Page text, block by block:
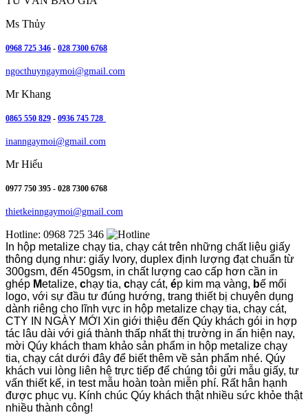
Ms Thủy
0968 725 346 - 028 7300 6768
ngocthuyngaymoi@gmail.com
Mr Khang
0865 550 829 - 0936 745 728
inanngaymoi@gmail.com
Mr Hiếu
0977 750 395 - 028 7300 6768
thietkeinngaymoi@gmail.com
Hotline: 0968 725 346
In hộp metalize chạy tia, chạy cát trên những chất liệu giấy
thông dụng như: giấy Ivory, duplex định lượng đạt chuẩn từ
300gsm, đến 450gsm, in chất lượng cao cấp hơn cần in
ghép Metalize, chạy tia, chạy cát, ép kim mạ vàng, bế mổi
logo, với sự đầu tư đúng hướng, trang thiết bị chuyên dụng
dành riêng cho lĩnh vực in hộp metalize chạy tia, chạy cát,
CTY IN NGÀY MỚI Xin giới thiệu đến Qúy khách gói in hợp
tác lâu dài với giá thành thấp nhất thị trường in ấn hiện nay,
mời Qúy khách tham khảo sản phẩm in hộp metalize chạy
tia, chạy cát dưới đây để biết thêm về sản phẩm nhé. Qúy
khách vui lòng liên hệ trực tiếp để chúng tôi gửi mẫu giấy, tư
vấn thiết kế, in test mẫu hoàn toàn miễn phí. Rất hân hạnh
được phục vụ. Kính chúc Qúy khách thật nhiều sức khỏe thật
nhiều thành công!